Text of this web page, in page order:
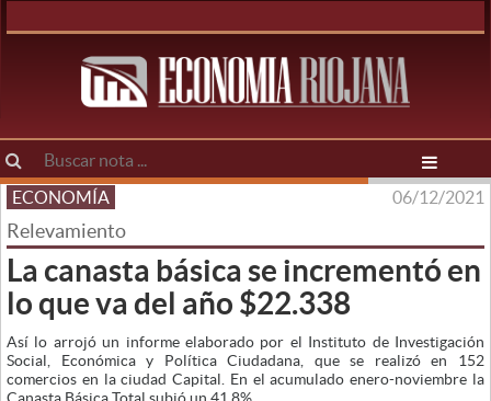
ECONOMÍA 06/12/2021
Relevamiento
La canasta básica se incrementó en
lo que va del año $22.338
Así lo arrojó un informe elaborado por el Instituto de Investigación
Social, Económica y Política Ciudadana, que se realizó en 152
comercios en la ciudad Capital. En el acumulado enero-noviembre la